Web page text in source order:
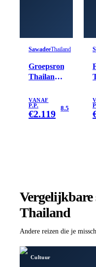
SawadeeThailand
Groepsrondreis
Thailand
VANAF
P.P.
€2.119 8.5
Vergelijkbare
Thailand
Andere reizen die je
Cultuur